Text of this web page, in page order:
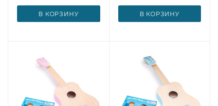
В КОРЗИНУ В КОРЗИНУ